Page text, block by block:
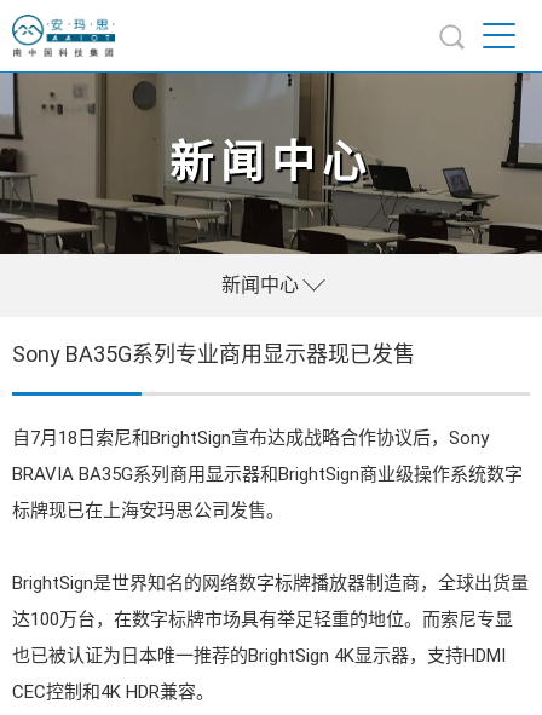
新闻中心
新闻中心
Sony BA35G系列专业商用显示器现已发售
自7月18日索尼和BrightSign宣布达成战略合作协议后，Sony
BRAVIA BA35G系列商用显示器和BrightSign商业级操作系统数字
标牌现已在上海安玛思公司发售。
BrightSign是世界知名的网络数字标牌播放器制造商，全球出货量
达100万台，在数字标牌市场具有举足轻重的地位。而索尼专显
也已被认证为日本唯一推荐的BrightSign 4K显示器，支持HDMI
CEC控制和4K HDR兼容。